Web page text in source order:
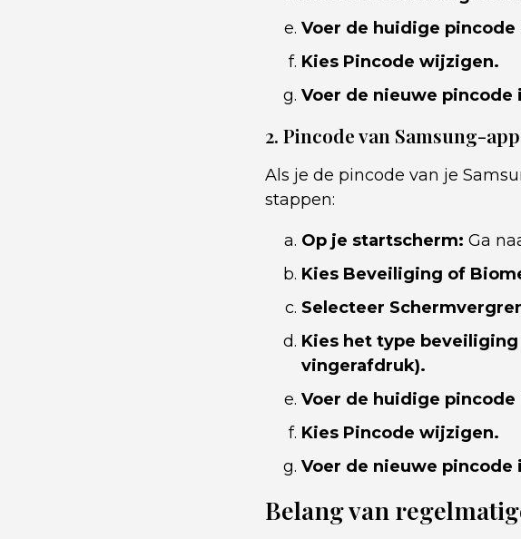
Voer de huidige pincode
Kies Pincode wijzigen.
Voer de nieuwe pincode
2. Pincode van Samsung-
Als je de pincode van je
stappen:
Op je startscherm: Ga
Kies Beveiliging of
Selecteer
Kies het type
vingerafdruk).
Voer de huidige pincode
Kies Pincode wijzigen.
Voer de nieuwe pincode
Belang van